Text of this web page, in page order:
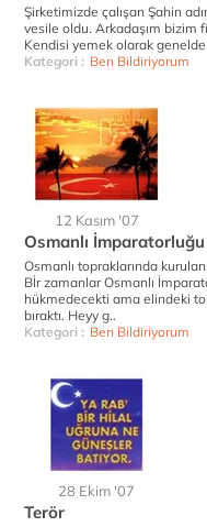
Şirketimizde çalışan Şahin
vesile oldu. Arkadaşım bizim
Kendisi yemek olarak
Kategori : Ben Bildiriyorum
12 Kasım '07
Osmanlı İmparatorluğu
Osmanlı topraklarında
Bİr zamanlar Osmanlı
hükmedecekti ama elindeki
bıraktı. Heyy g..
Kategori : Ben Bildiriyorum
28 Ekim '07
Terör